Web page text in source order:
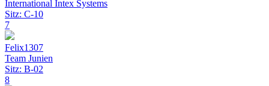
International Intex Systems
Sitz: C-10
7
Felix1307
Team Junien
Sitz: B-02
8